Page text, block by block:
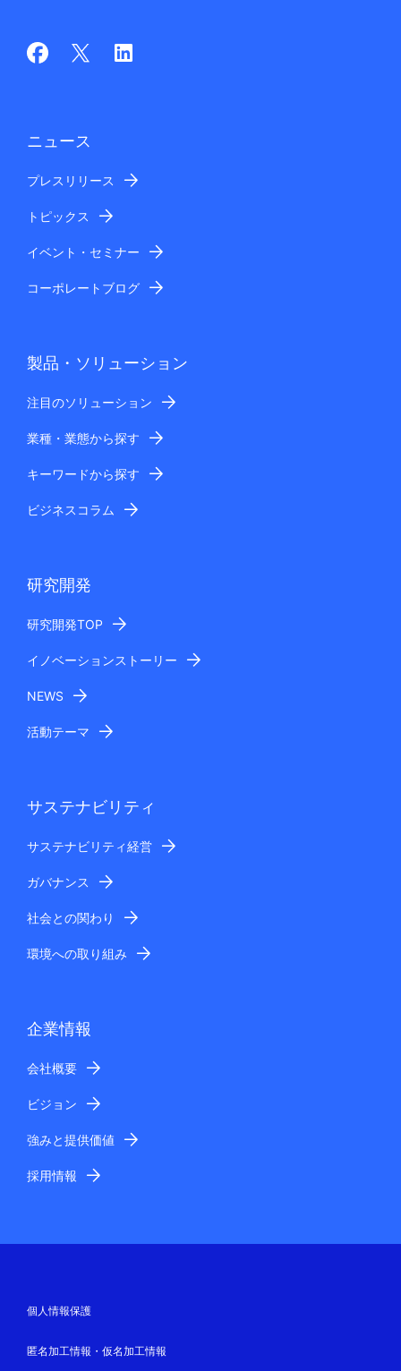
ニュース
プレスリリース
トピックス
イベント・セミナー
コーポレートブログ
製品・ソリューション
注目のソリューション
業種・業態から探す
キーワードから探す
ビジネスコラム
研究開発
研究開発TOP
イノベーションストーリー
NEWS
活動テーマ
サステナビリティ
サステナビリティ経営
ガバナンス
社会との関わり
環境への取り組み
企業情報
会社概要
ビジョン
強みと提供価値
採用情報
個人情報保護
匿名加工情報・仮名加工情報